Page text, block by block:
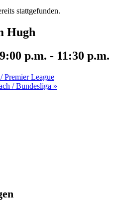
stattgefunden.
Hugh
p.m. - 11:30 p.m.
Premier League
/ Bundesliga »